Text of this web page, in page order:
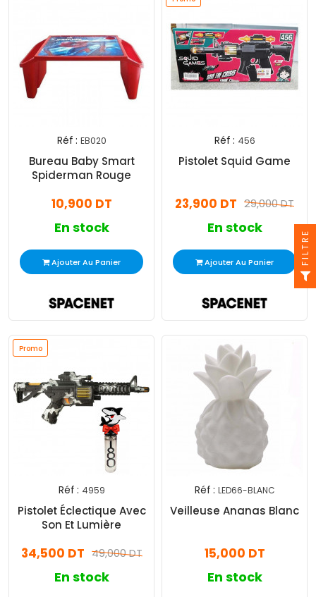
Réf : EB020
Bureau Baby Smart
Spiderman Rouge
10,900 DT
En stock
Ajouter Au Panier
Réf : 456
Pistolet Squid Game
29,000 DT
23,900 DT
En stock
Ajouter Au Panier
Promo
Réf : 4959
Pistolet Éclectique Avec
Son Et Lumière
49,000 DT
34,500 DT
En stock
Réf : LED66-BLANC
Veilleuse Ananas Blanc
15,000 DT
En stock
FILTRE